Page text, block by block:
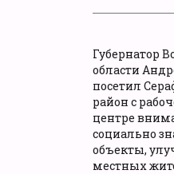
Губернатор
области
посетил
район с
центре
социально
объекты,
местных